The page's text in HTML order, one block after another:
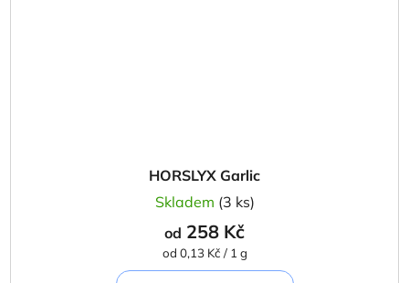
HORSLYX Garlic
Skladem (3 ks)
od 258 Kč
Měrná
cena:
od 0,13 Kč / 1 g